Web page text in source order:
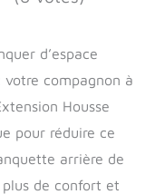
d’espace
votre compagnon à
Housse
pour réduire ce
arrière de
de confort et